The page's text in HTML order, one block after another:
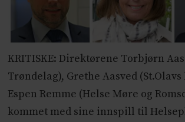
KRITISKE: Direktørene Torbjørn
Trøndelag), Grethe Aasved
Espen Remme (Helse Møre og
kommet med sine innspill til